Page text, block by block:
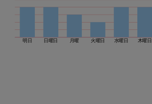
明日 日曜日 月曜 火曜日 水曜日 木曜日